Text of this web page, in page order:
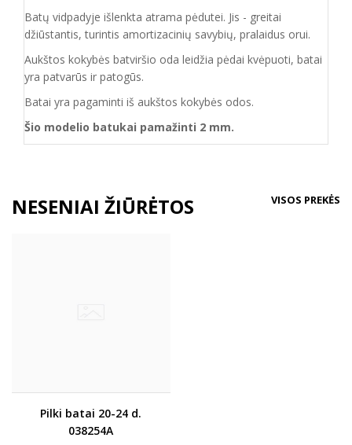
Batų vidpadyje išlenkta atrama pėdutei. Jis - greitai
džiūstantis, turintis amortizacinių savybių, pralaidus orui.
Aukštos kokybės batviršio oda leidžia pėdai kvėpuoti, batai
yra patvarūs ir patogūs.
Batai yra pagaminti iš aukštos kokybės odos.
Šio modelio batukai pamažinti 2 mm.
NESENIAI ŽIŪRĖTOS VISOS PREKĖS
Pilki batai 20-24 d.
038254A